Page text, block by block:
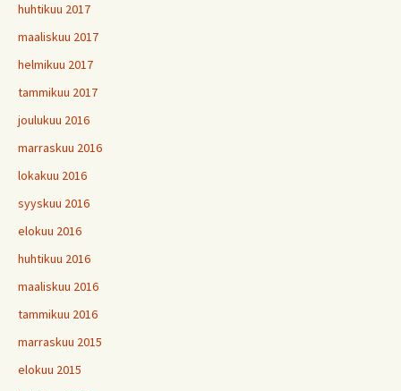
huhtikuu 2017
maaliskuu 2017
helmikuu 2017
tammikuu 2017
joulukuu 2016
marraskuu 2016
lokakuu 2016
syyskuu 2016
elokuu 2016
huhtikuu 2016
maaliskuu 2016
tammikuu 2016
marraskuu 2015
elokuu 2015